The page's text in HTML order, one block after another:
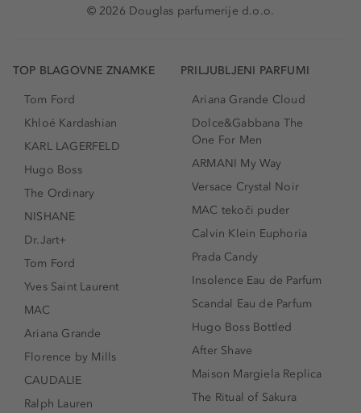
© 2026 Douglas parfumerije d.o.o.
TOP BLAGOVNE ZNAMKE
Tom Ford
Khloé Kardashian
KARL LAGERFELD
Hugo Boss
The Ordinary
NISHANE
Dr.Jart+
Tom Ford
Yves Saint Laurent
MAC
Ariana Grande
Florence by Mills
CAUDALIE
Ralph Lauren
PRILJUBLJENI PARFUMI
Ariana Grande Cloud
Dolce&Gabbana The
One For Men
ARMANI My Way
Versace Crystal Noir
MAC tekoči puder
Calvin Klein Euphoria
Prada Candy
Insolence Eau de Parfum
Scandal Eau de Parfum
Hugo Boss Bottled
After Shave
Maison Margiela Replica
The Ritual of Sakura